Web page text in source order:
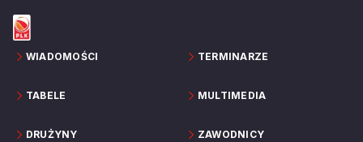
WIADOMOŚCI TERMINARZE
TABELE MULTIMEDIA
DRUŻYNY ZAWODNICY